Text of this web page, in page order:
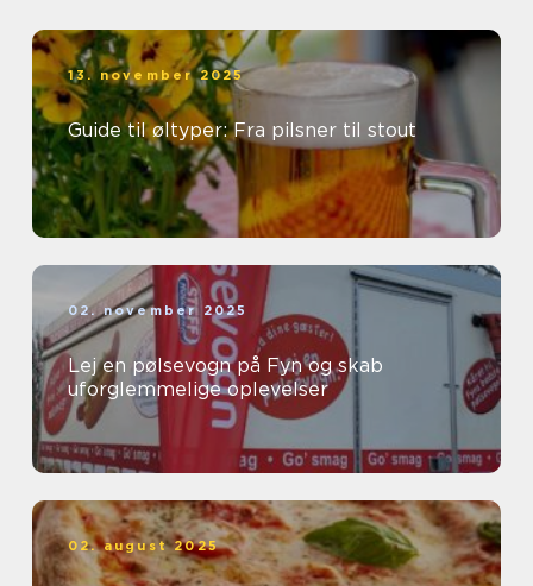
13. november 2025
Guide til øltyper: Fra pilsner til stout
02. november 2025
Lej en pølsevogn på Fyn og skab
uforglemmelige oplevelser
02. august 2025